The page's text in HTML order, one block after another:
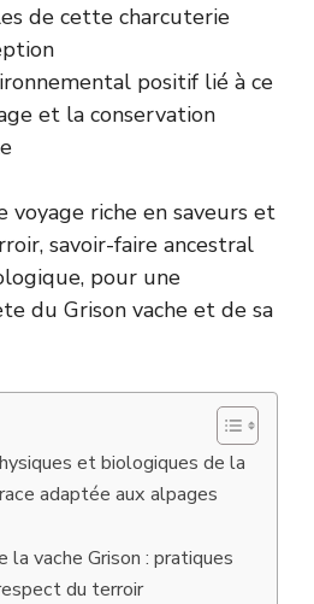
de cette charcuterie
positif lié à ce
et la conservation
voyage riche en saveurs et
savoir-faire ancestral
pour une
du Grison vache et de sa
et biologiques de la
adaptée aux alpages
la vache Grison : pratiques
du terroir